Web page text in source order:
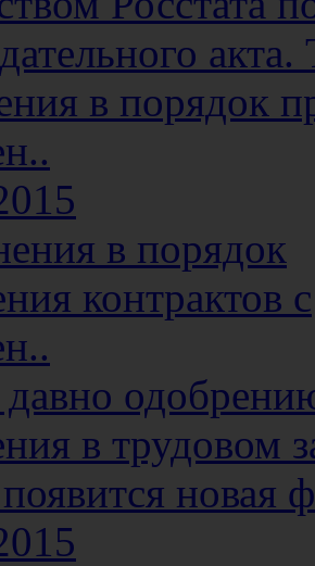
в порядок
в трудовом
новая